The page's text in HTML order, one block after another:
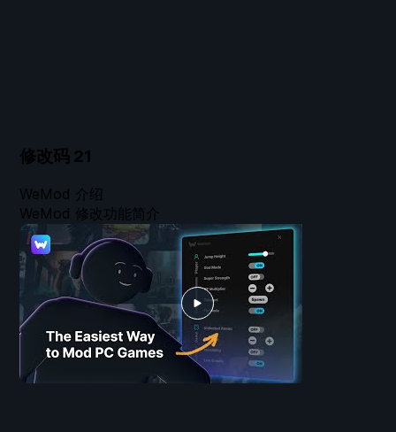
修改码 21
WeMod 介绍
WeMod 修改功能简介